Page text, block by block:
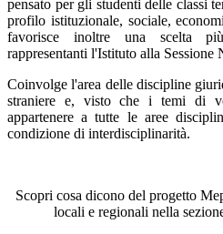
pensato per gli studenti delle classi
profilo istituzionale, sociale,
favorisce inoltre una scelta
rappresentanti l'Istituto alla Sessione
Coinvolge l'area delle discipline
straniere e, visto che i temi di
appartenere a tutte le aree
condizione di interdisciplinarità.
Scopri cosa dicono del progetto
locali e regionali nella